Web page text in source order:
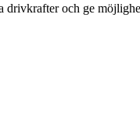
drivkrafter och ge